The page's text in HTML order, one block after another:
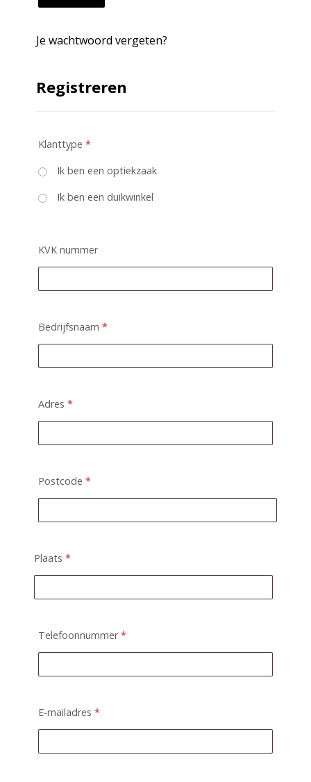
Je wachtwoord vergeten?
Registreren
Klanttype*
Ik ben een optiekzaak
Ik ben een duikwinkel
KVK nummer
Bedrijfsnaam*
Adres*
Postcode*
Plaats*
Telefoonnummer*
E-mailadres*